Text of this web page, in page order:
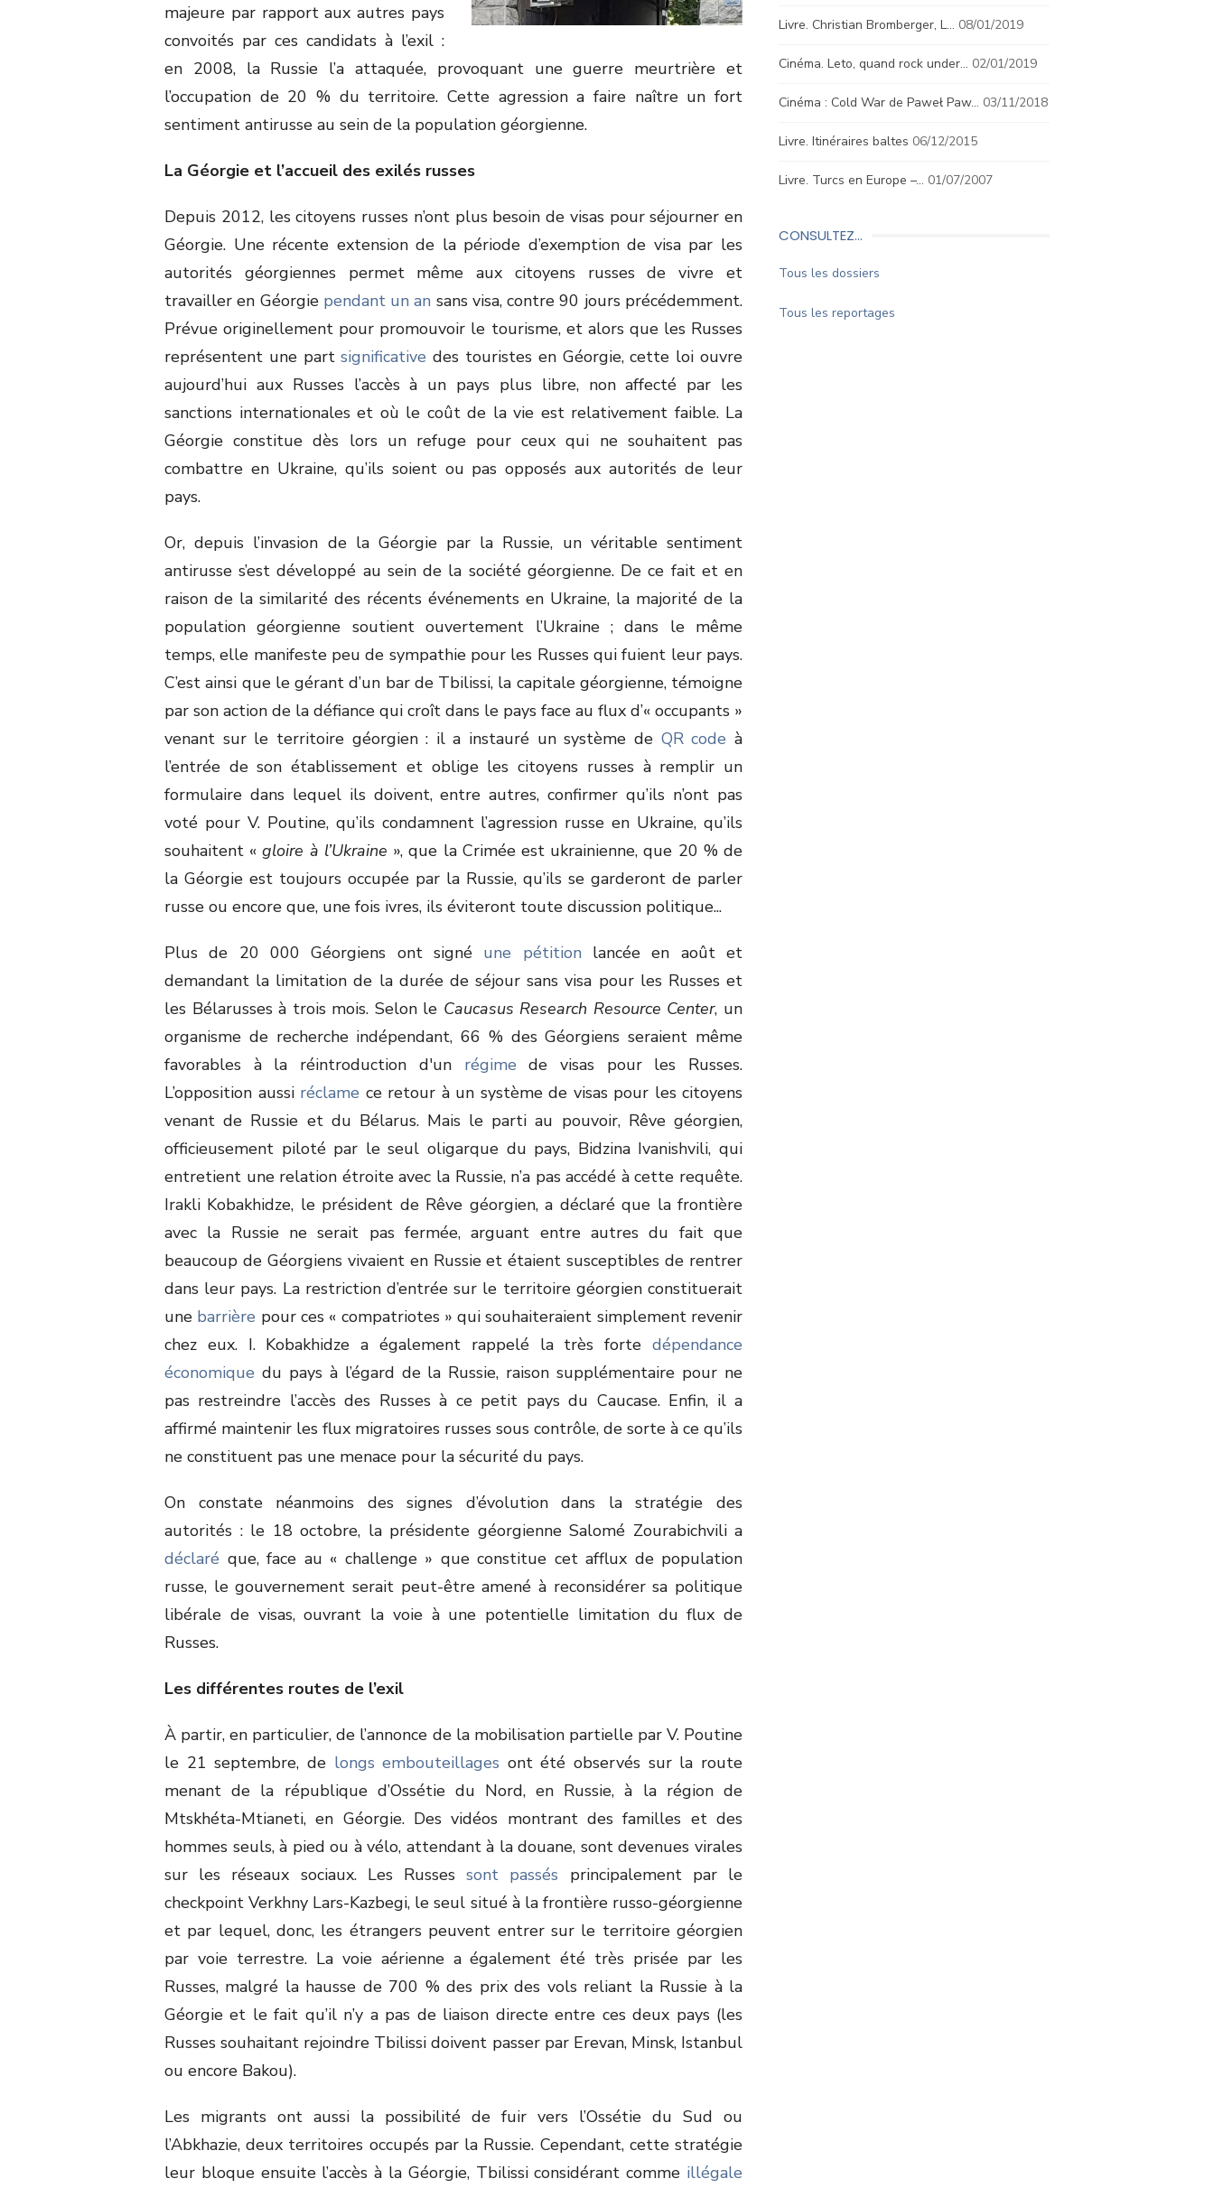
majeure par rapport aux autres pays
convoités par ces candidats à l’exil :
en 2008, la Russie l’a attaquée, provoquant une guerre meurtrière et
l’occupation de 20 % du territoire. Cette agression a faire naître un fort
sentiment antirusse au sein de la population géorgienne.
La Géorgie et l’accueil des exilés russes
Depuis 2012, les citoyens russes n’ont plus besoin de visas pour séjourner en
Géorgie. Une récente extension de la période d’exemption de visa par les
autorités géorgiennes permet même aux citoyens russes de vivre et
travailler en Géorgie pendant un an sans visa, contre 90 jours précédemment.
Prévue originellement pour promouvoir le tourisme, et alors que les Russes
représentent une partsignificative des touristes en Géorgie, cette loi ouvre
aujourd’hui aux Russes l’accès à un pays plus libre, non affecté par les
sanctions internationales et où le coût de la vie est relativement faible. La
Géorgie constitue dès lors un refuge pour ceux qui ne souhaitent pas
combattre en Ukraine, qu’ils soient ou pas opposés aux autorités de leur
pays.
Or, depuis l’invasion de la Géorgie par la Russie, un véritable sentiment
antirusse s’est développé au sein de la société géorgienne. De ce fait et en
raison de la similarité des récents événements en Ukraine, la majorité de la
population géorgienne soutient ouvertement l’Ukraine ; dans le même
temps, elle manifeste peu de sympathie pour les Russes qui fuient leur pays.
C’est ainsi que le gérant d’un bar de Tbilissi, la capitale géorgienne, témoigne
par son action de la défiance qui croît dans le pays face au flux d’« occupants »
venant sur le territoire géorgien : il a instauré un système de QR code à
l’entrée de son établissement et oblige les citoyens russes à remplir un
formulaire dans lequel ils doivent, entre autres, confirmer qu’ils n’ont pas
voté pour V. Poutine, qu’ils condamnent l’agression russe en Ukraine, qu’ils
souhaitent «gloire à l’Ukraine », que la Crimée est ukrainienne, que 20 % de
la Géorgie est toujours occupée par la Russie, qu’ils se garderont de parler
russe ou encore que, une fois ivres, ils éviteront toute discussion politique...
Plus de 20 000 Géorgiens ont signé une pétitionlancée en août et
demandant la limitation de la durée de séjour sans visa pour les Russes et
les Bélarusses à trois mois. Selon le Caucasus Research Resource Center, un
organisme de recherche indépendant, 66 % des Géorgiens seraient même
favorables à la réintroduction d'un régime de visas pour les Russes.
L’opposition aussi réclame ce retour à un système de visas pour les citoyens
venant de Russie et du Bélarus. Mais le parti au pouvoir, Rêve géorgien,
officieusement piloté par le seul oligarque du pays, Bidzina Ivanishvili, qui
entretient une relation étroite avec la Russie, n’a pas accédé à cette requête.
Irakli Kobakhidze, le président de Rêve géorgien, a déclaré que la frontière
avec la Russie ne serait pas fermée, arguant entre autres du fait que
beaucoup de Géorgiens vivaient en Russie et étaient susceptibles de rentrer
dans leur pays. La restriction d’entrée sur le territoire géorgien constituerait
une barrière pour ces « compatriotes » qui souhaiteraient simplement revenir
chez eux. I. Kobakhidze a également rappelé la très forte dépendance
économique du pays à l’égard de la Russie, raison supplémentaire pour ne
pas restreindre l’accès des Russes à ce petit pays du Caucase. Enfin, il a
affirmé maintenir les flux migratoires russes sous contrôle, de sorte à ce qu’ils
ne constituent pas une menace pour la sécurité du pays.
On constate néanmoins des signes d’évolution dans la stratégie des
autorités : le 18 octobre, la présidente géorgienne Salomé Zourabichvili a
déclaré que, face au « challenge » que constitue cet afflux de population
russe, le gouvernement serait peut-être amené à reconsidérer sa politique
libérale de visas, ouvrant la voie à une potentielle limitation du flux de
Russes.
Les différentes routes de l’exil
À partir, en particulier, de l’annonce de la mobilisation partielle par V. Poutine
le 21 septembre, de longs embouteillages ont été observés sur la route
menant de la république d’Ossétie du Nord, en Russie, à la région de
Mtskhéta-Mtianeti, en Géorgie. Des vidéos montrant des familles et des
hommes seuls, à pied ou à vélo, attendant à la douane, sont devenues virales
sur les réseaux sociaux. Les Russessont passés principalement par le
checkpoint Verkhny Lars-Kazbegi, le seul situé à la frontière russo-géorgienne
et par lequel, donc, les étrangers peuvent entrer sur le territoire géorgien
par voie terrestre. La voie aérienne a également été très prisée par les
Russes, malgré la hausse de 700 % des prix des vols reliant la Russie à la
Géorgie et le fait qu’il n’y a pas de liaison directe entre ces deux pays (les
Russes souhaitant rejoindre Tbilissi doivent passer par Erevan, Minsk, Istanbul
ou encore Bakou).
Les migrants ont aussi la possibilité de fuir vers l’Ossétie du Sud ou
l’Abkhazie, deux territoires occupés par la Russie. Cependant, cette stratégie
leur bloque ensuite l’accès à la Géorgie, Tbilissi considérant comme illégale
Livre. Christian Bromberger, L… 08/01/2019
Cinéma. Leto, quand rock under… 02/01/2019
Cinéma : Cold War de Paweł Paw… 03/11/2018
Livre. Itinéraires baltes 06/12/2015
Livre. Turcs en Europe –… 01/07/2007
CONSULTEZ…
Tous les dossiers
Tous les reportages